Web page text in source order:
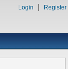
Login Register